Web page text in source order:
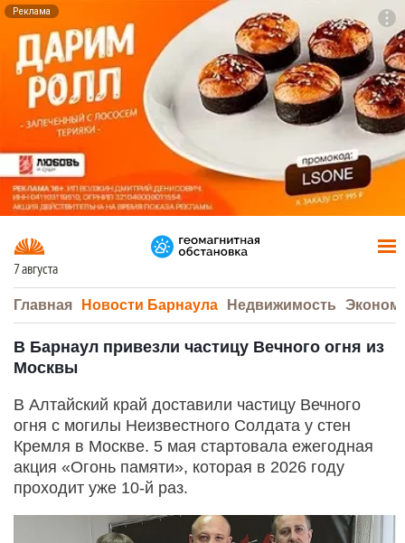
Реклама
7 августа
Главная Новости Барнаула Недвижимость
В Барнаул привезли частицу Вечного огня из
Москвы
В Алтайский край доставили частицу Вечного
огня с могилы Неизвестного Солдата у стен
Кремля в Москве. 5 мая стартовала ежегодная
акция «Огонь памяти», которая в 2026 году
проходит уже 10-й раз.